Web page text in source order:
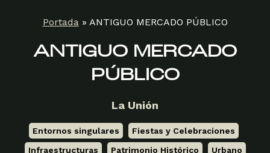
Portada» ANTIGUO MERCADO PÚBLICO
ANTIGUO MERCADO
PÚBLICO
La Unión
Entornos singulares Fiestas y Celebraciones
Infraestructuras
Patrimonio Histórico Urbano